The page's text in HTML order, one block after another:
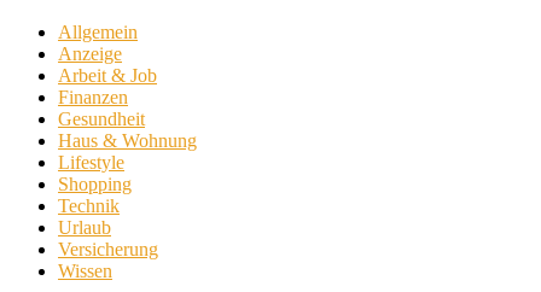
Allgemein
Anzeige
Arbeit & Job
Finanzen
Gesundheit
Haus & Wohnung
Lifestyle
Shopping
Technik
Urlaub
Versicherung
Wissen